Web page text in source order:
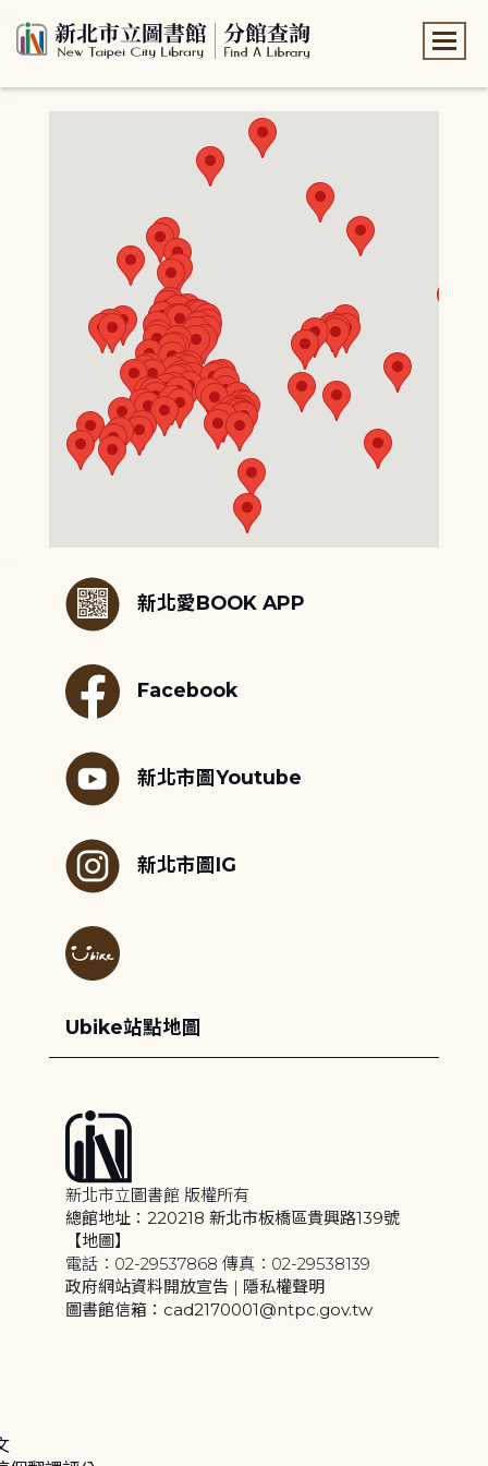
新北愛BOOK APP
Facebook
新北市圖Youtube
新北市圖IG
Ubike站點地圖
新北市立圖書館 版權所有
總館地址：220218 新北市板橋區貴興路139號
【地圖】
電話：02-29537868 傳真：02-29538139
政府網站資料開放宣告 | 隱私權聲明
圖書館信箱：cad2170001@ntpc.gov.tw